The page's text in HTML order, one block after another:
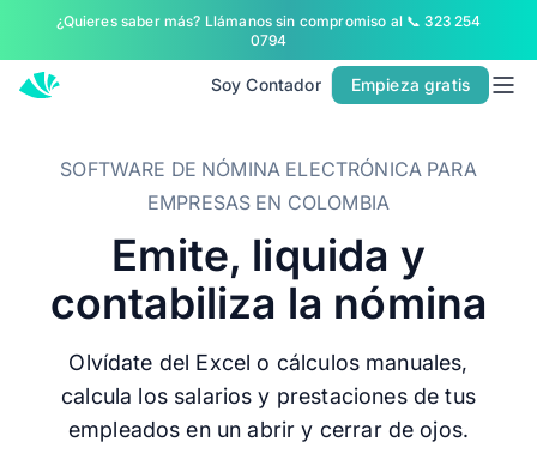
¿Quieres saber más? Llámanos sin compromiso al 📞 323 254
0794
Soy Contador Empieza gratis
Inicio
Planes
Soluciones
MÁS SOLUCIONES PARA TU NEGOCIO
Facturación
Contabilidad
SOFTWARE DE NÓMINA ELECTRÓNICA PARA
EMPRESAS EN COLOMBIA
Emite, liquida y
contabiliza la nómina
Olvídate del Excel o cálculos manuales,
calcula los salarios y prestaciones de tus
empleados en un abrir y cerrar de ojos.